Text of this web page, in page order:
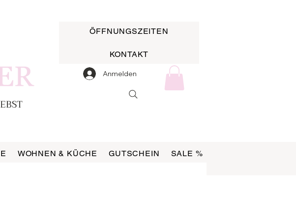
ÖFFNUNGSZEITEN
KONTAKT
Anmelden
WOHNEN & KÜCHE GUTSCHEIN SALE %